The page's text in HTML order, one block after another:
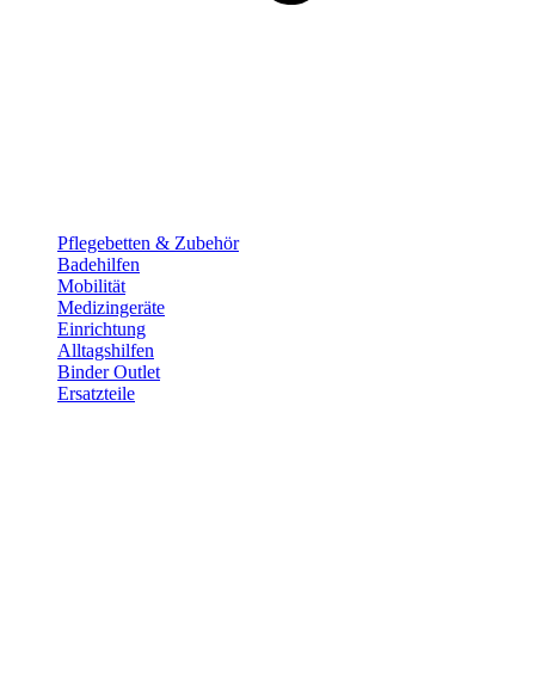
Pflege­betten & Zubehör
Badehilfen
Mobilität
Medizingeräte
Einrichtung
Alltags­hilfen
Binder Outlet
Ersatzteile